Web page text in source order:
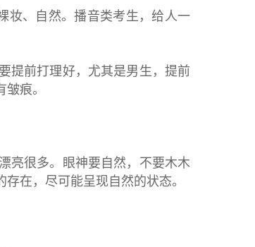
、自然。播音类考生，给人一
前打理好，尤其是男生，提前
痕。
很多。眼神要自然，不要木木
在，尽可能呈现自然的状态。